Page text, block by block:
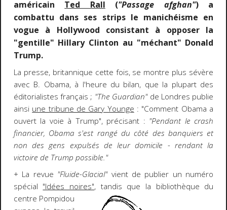
américain Ted Rall ("Passage afghan") a
combattu dans ses strips le manichéisme en
vogue à Hollywood consistant à opposer la
"gentille" Hillary Clinton au "méchant" Donald
Trump.
La presse, britannique cette fois, se montre plus sévère
avec B. Obama, à l'heure du bilan, que la plupart des
éditorialistes français ; "The Guardian"de Londres publie
ainsi une tribune de Gary Younge : "Comment Obama a
ouvert la voie à Trump", précisant : "Pendant le crash
financier, Obama s'est rangé du côté des banquiers et
non des gens expulsés de leur domicile - rendant la
victoire de Trump possible."
+ La revue "Fluide-Glacial"vient de publier un numéro
spécial "Idées noires", tandis que la bibliothèque du
centre Pompidou